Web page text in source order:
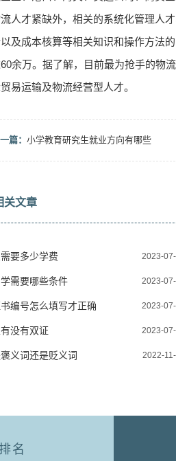
人才紧缺外，相关的系统化管理人
及成本核算等相关知识和操作方法
余万。据了解，目前最为抢手的物
易运输及物流经营型人才。
篇： 小学教育研究生就业方向有哪些
关文章
需要多少学费 2023-
需要哪些条件 2023-
编号怎么填写才正确 2023-
没有双证 2023-
义词还是贬义词 2022-
名